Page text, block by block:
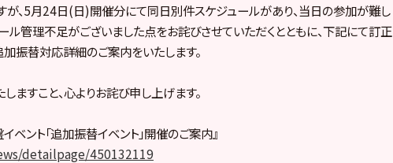
、5月24日(日)開催分にて同日別件スケジュールがあり、当日の参加が難し
ール管理不足がございました点をお詫びさせていただくとともに、下記にて訂正
振替対応詳細のご案内をいたします。
ますこと、心よりお詫び申し上げます。
ント「追加振替イベント」開催のご案内』
detailpage/450132119